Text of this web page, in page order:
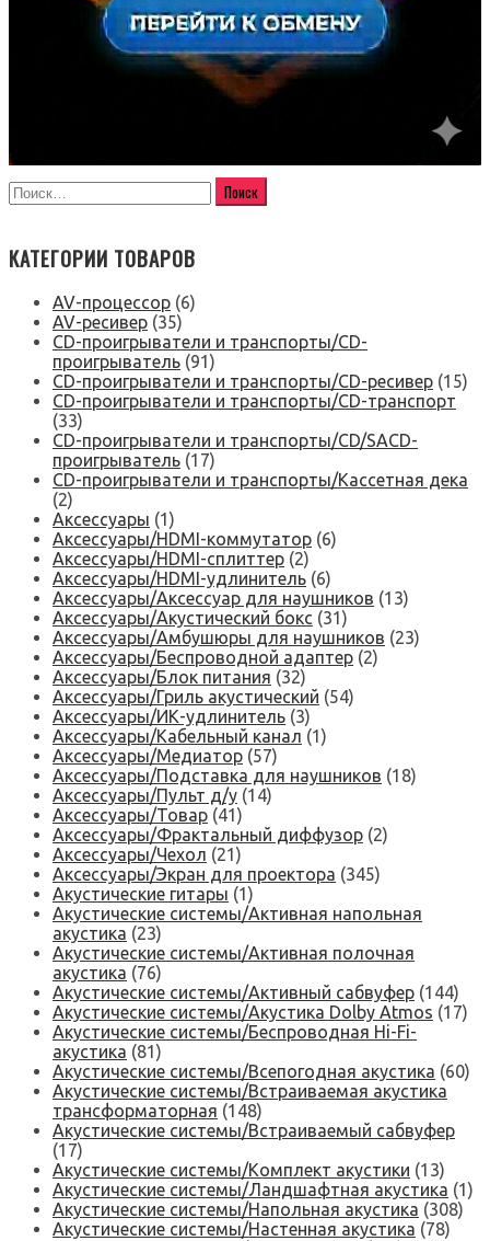
КАТЕГОРИИ ТОВАРОВ
AV-процессор (6)
AV-ресивер (35)
CD-проигрыватели и транспорты/CD-
проигрыватель (91)
CD-проигрыватели и транспорты/CD-ресивер (15)
CD-проигрыватели и транспорты/CD-транспорт
(33)
CD-проигрыватели и транспорты/CD/SACD-
проигрыватель (17)
CD-проигрыватели и транспорты/Кассетная дека
(2)
Аксессуары (1)
Аксессуары/HDMI-коммутатор (6)
Аксессуары/HDMI-сплиттер (2)
Аксессуары/HDMI-удлинитель (6)
Аксессуары/Аксессуар для наушников (13)
Аксессуары/Акустический бокс (31)
Аксессуары/Амбушюры для наушников (23)
Аксессуары/Беспроводной адаптер (2)
Аксессуары/Блок питания (32)
Аксессуары/Гриль акустический (54)
Аксессуары/ИК-удлинитель (3)
Аксессуары/Кабельный канал (1)
Аксессуары/Медиатор (57)
Аксессуары/Подставка для наушников (18)
Аксессуары/Пульт д/у (14)
Аксессуары/Товар (41)
Аксессуары/Фрактальный диффузор (2)
Аксессуары/Чехол (21)
Аксессуары/Экран для проектора (345)
Акустические гитары (1)
Акустические системы/Активная напольная
акустика (23)
Акустические системы/Активная полочная
акустика (76)
Акустические системы/Активный сабвуфер (144)
Акустические системы/Акустика Dolby Atmos (17)
Акустические системы/Беспроводная Hi-Fi-
акустика (81)
Акустические системы/Всепогодная акустика (60)
Акустические системы/Встраиваемая акустика
трансформаторная (148)
Акустические системы/Встраиваемый сабвуфер
(17)
Акустические системы/Комплект акустики (13)
Акустические системы/Ландшафтная акустика (1)
Акустические системы/Напольная акустика (308)
Акустические системы/Настенная акустика (78)